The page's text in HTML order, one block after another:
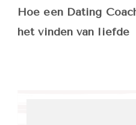
Hoe een Dating
het vinden van liefde